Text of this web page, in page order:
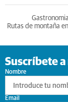
Rutas de montaña
Suscríbete
Nombre
Email